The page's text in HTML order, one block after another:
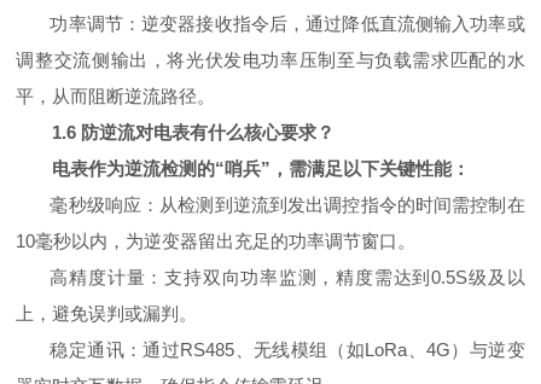
功率调节：逆变器接收指令后，通过降低直流侧输入功率或
调整交流侧输出，将光伏发电功率压制至与负载需求匹配的水
平，从而阻断逆流路径。
1.6 防逆流对电表有什么核心要求 ？
电表作为逆流检测的“哨兵”，需满足以下关键性能：
毫秒级响应：从检测到逆流到发出调控指令的时间需控制在
10毫秒以内，为逆变器留出充足的功率调节窗口。
高精度计量：支持双向功率监测，精度需达到0.5S级及以
上，避免误判或漏判。
稳定通讯：通过RS485、无线模组（如LoRa、4G）与逆变